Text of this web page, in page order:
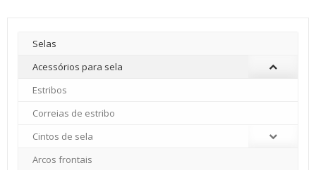
Selas
Acessórios para sela
Estribos
Correias de estribo
Cintos de sela
Arcos frontais